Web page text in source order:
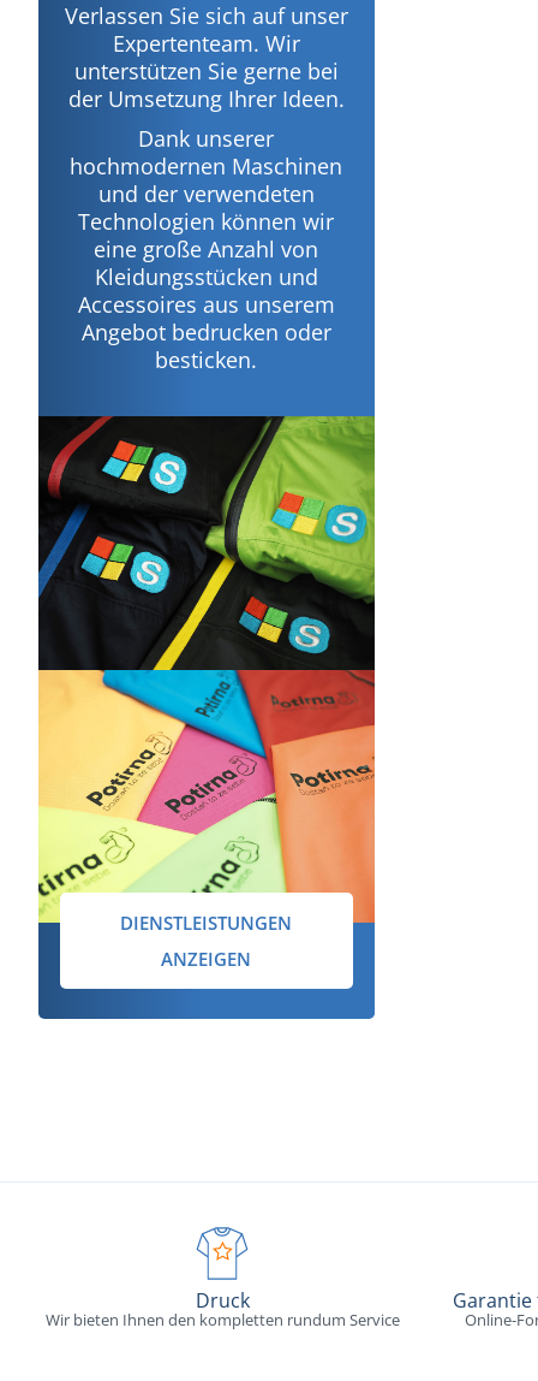
Verlassen Sie sich auf unser
Expertenteam. Wir
unterstützen Sie gerne bei
der Umsetzung Ihrer Ideen.
Dank unserer
hochmodernen Maschinen
und der verwendeten
Technologien können wir
eine große Anzahl von
Kleidungsstücken und
Accessoires aus unserem
Angebot bedrucken oder
besticken.
DIENSTLEISTUNGEN
ANZEIGEN
Druck
Wir bieten Ihnen den kompletten rundum Service
Garantie
Online-